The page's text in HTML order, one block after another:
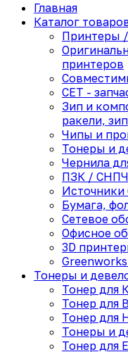
Главная
Каталог
Принтеры
принтеров
CET -
Зип и
ракели, зип
Чипы и
Тонеры и
Чернила
ПЗК / СНПЧ
Источники
Бумага,
Сетевое
Офисное
3D
Тонеры и
Тонер для
Тонер для
Тонер для
Тонеры и
Тонер для